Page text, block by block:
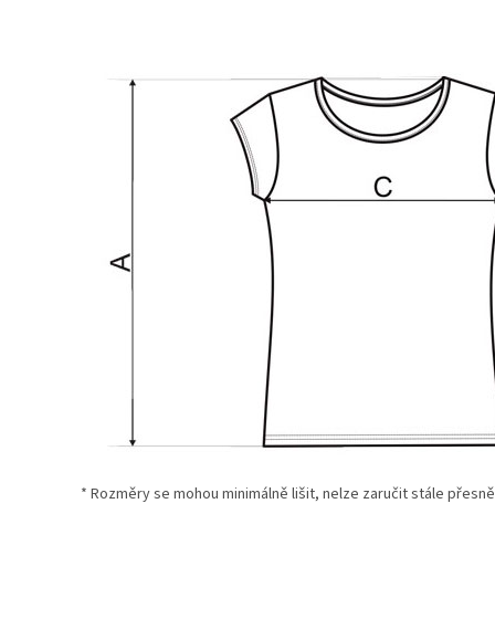
* Rozměry se mohou minimálně lišit, nelze zaručit stále